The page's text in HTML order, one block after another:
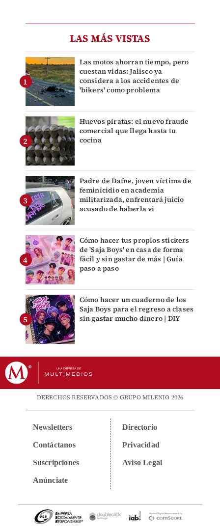
LAS MÁS VISTAS
Las motos ahorran tiempo, pero
cuestan vidas: Jalisco ya
considera a los accidentes de
'bikers' como problema
Huevos piratas: el nuevo fraude
comercial que llega hasta tu
cocina
Padre de Dafne, joven víctima de
feminicidio en academia
militarizada, enfrentará juicio
acusado de haberla vi
Cómo hacer tus propios stickers
de 'Saja Boys' en casa de forma
fácil y sin gastar de más | Guía
paso a paso
Cómo hacer un cuaderno de los
Saja Boys para el regreso a clases
sin gastar mucho dinero | DIY
DERECHOS RESERVADOS © GRUPO MILENIO 2026
Newsletters
Contáctanos
Suscripciones
Anúnciate
Directorio
Privacidad
Aviso Legal